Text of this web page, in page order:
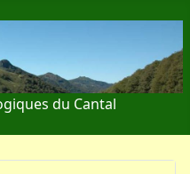
du Cantal